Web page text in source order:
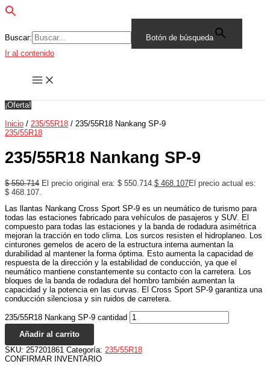
Buscar:
Botón de búsqueda
Ir al contenido
¡Oferta!
Inicio / 235/55R18 / 235/55R18 Nankang SP-9
235/55R18
235/55R18 Nankang SP-9
$550.714 El precio original era: $ 550.714. $ 468.107El precio actual es:
$ 468.107.
Las llantas Nankang Cross Sport SP-9 es un neumático de turismo para
todas las estaciones fabricado para vehículos de pasajeros y SUV. El
compuesto para todas las estaciones y la banda de rodadura asimétrica
mejoran la tracción en todo clima. Los surcos resisten el hidroplaneo. Los
cinturones gemelos de acero de la estructura interna aumentan la
durabilidad al mantener la forma óptima. Esto aumenta la capacidad de
respuesta de la dirección y la estabilidad de conducción, ya que el
neumático mantiene constantemente su contacto con la carretera. Los
bloques de la banda de rodadura del hombro también aumentan la
capacidad y la potencia en las curvas. El Cross Sport SP-9 garantiza una
conducción silenciosa y sin ruidos de carretera.
235/55R18 Nankang SP-9 cantidad
Añadir al carrito
SKU: 257201861 Categoría: 235/55R18
CONFIRMAR INVENTARIO